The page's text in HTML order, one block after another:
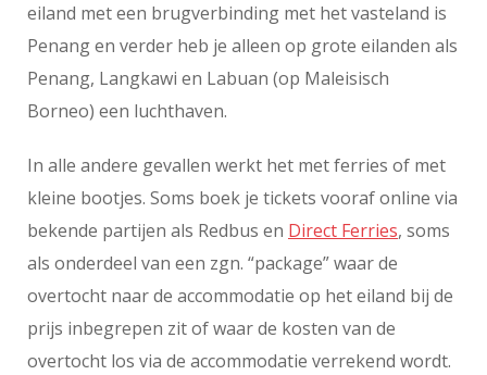
eiland met een brugverbinding met het vasteland is
Penang en verder heb je alleen op grote eilanden als
Penang, Langkawi en Labuan (op Maleisisch
Borneo) een luchthaven.
In alle andere gevallen werkt het met ferries of met
kleine bootjes. Soms boek je tickets vooraf online via
bekende partijen als Redbus en Direct Ferries, soms
als onderdeel van een zgn. “package” waar de
overtocht naar de accommodatie op het eiland bij de
prijs inbegrepen zit of waar de kosten van de
overtocht los via de accommodatie verrekend wordt.